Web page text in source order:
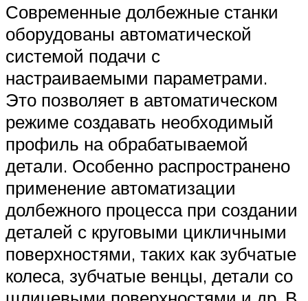
Современные долбежные станки
оборудованы автоматической
системой подачи с
настраиваемыми параметрами.
Это позволяет в автоматическом
режиме создавать необходимый
профиль на обрабатываемой
детали. Особенно распространено
применение автоматизации
долбежного процесса при создании
деталей с круговыми цикличными
поверхностями, таких как зубчатые
колеса, зубчатые венцы, детали со